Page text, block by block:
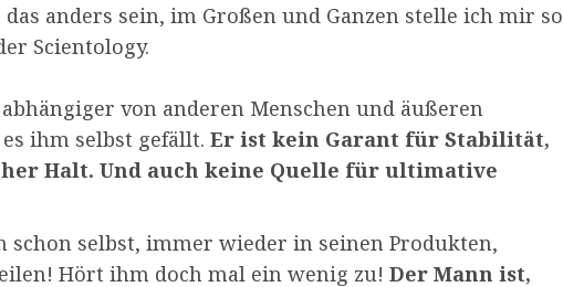
anders sein, im Großen und Ganzen stelle ich mir so
Scientology.
von anderen Menschen und äußeren
ihm selbst gefällt. Er ist kein Garant für Stabilität,
Halt. Und auch keine Quelle für ultimative
schon selbst, immer wieder in seinen Produkten,
Hört ihm doch mal ein wenig zu! Der Mann ist,